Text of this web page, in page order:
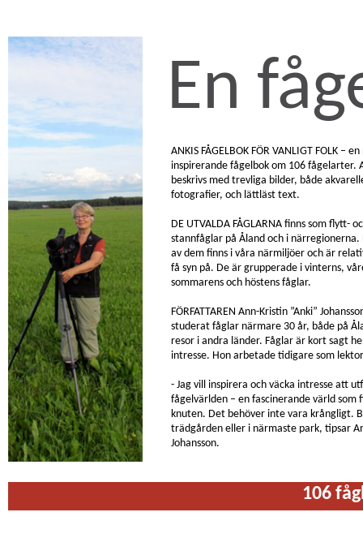
En
ANKIS FÅGELBOK FÖR VANLIGT FOLK –
inspirerande fågelbok om 106 fågelarter.
beskrivs med trevliga bilder, både
fotografier, och lättläst text.
DE UTVALDA FÅGLARNA finns som flytt-
stannfåglar på Åland och i närregionerna.
av dem finns i våra närmiljöer och är
få syn på. De är grupperade i vinterns,
sommarens och höstens fåglar.
FÖRFATTAREN Ann-Kristin ”Anki”
studerat fåglar närmare 30 år, både på
resor i andra länder. Fåglar är kort sagt
intresse. Hon arbetade tidigare som
- Jag vill inspirera och väcka intresse att
fågelvärlden – en fascinerande värld som
knuten. Det behöver inte vara krångligt.
trädgården eller i närmaste park, tipsar
Johansson.
106